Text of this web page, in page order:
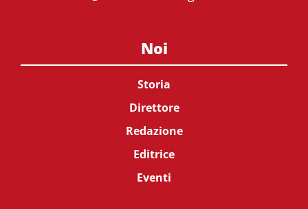
Noi
Storia
Direttore
Redazione
Editrice
Eventi